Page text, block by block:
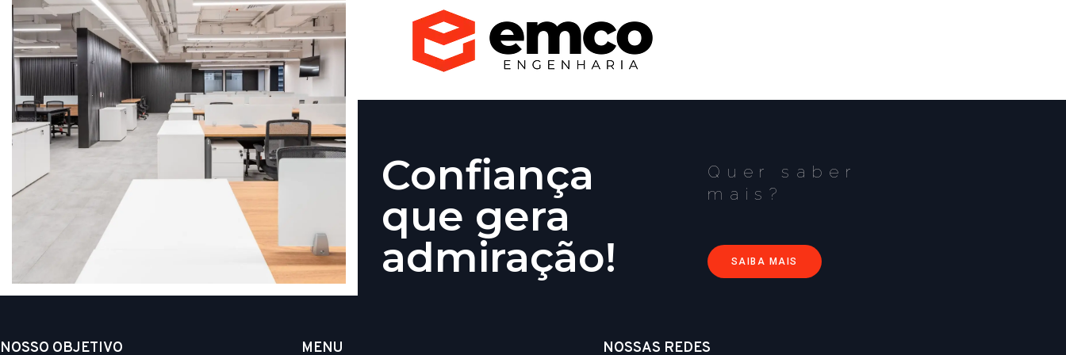
Confiança
que gera
admiração!
Quer saber
mais?
SAIBA MAIS
NOSSO OBJETIVO MENU NOSSAS REDES